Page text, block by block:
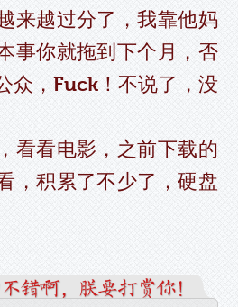
来越过分了，我靠他妈
事你就拖到下个月，否
众，Fuck！不说了，没
看电影，之前下载的
，积累了不少了，硬盘